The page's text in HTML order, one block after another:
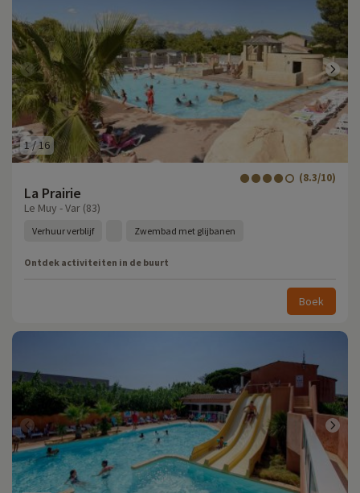
1/16
La Prairie
(8.3/10)
Le Muy - Var (83)
Verhuur verblijf Zwembad met glijbanen
Ontdek activiteiten in de buurt
Boek